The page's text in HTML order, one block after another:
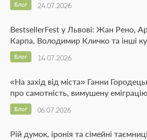
24.07.2026
Блог
BestsellerFest у Львові: Жан Рено,
Карпа, Володимир Кличко та інші
14.07.2026
Блог
«На захід від міста» Ганни
про самотність, вимушену
06.07.2026
Блог
Рій думок, іронія та сімейні